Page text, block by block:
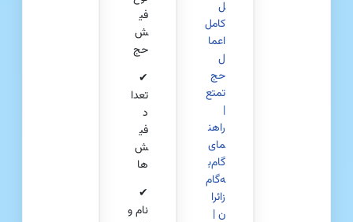
ل
کامل
اعما
ل
حج
تمتع
|
راهن
مای
گام‌ب
ه‌گام
زائرا
ن |
فی
ش
حج
✔
تعدا
د
فی
ش‌
ها
✔
نام و